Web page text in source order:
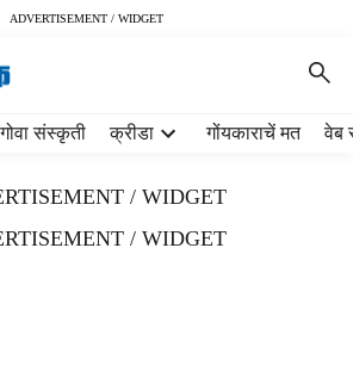
ADVERTISEMENT / WIDGET
गोवा संस्कृती क्रीडा गोंयकाराचें मत वेब
/ WIDGET
/ WIDGET